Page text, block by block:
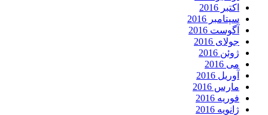
اکتبر 2016
سپتامبر 2016
آگوست 2016
جولای 2016
ژوئن 2016
می 2016
آوریل 2016
مارس 2016
فوریه 2016
ژانویه 2016